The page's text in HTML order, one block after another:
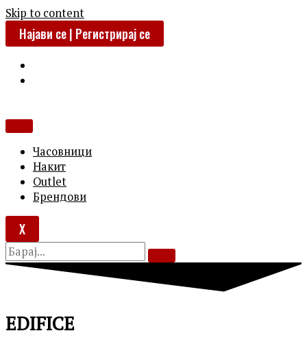
Skip to content
Најави се | Регистрирај се
Часовници
Накит
Outlet
Брендови
X
EDIFICE